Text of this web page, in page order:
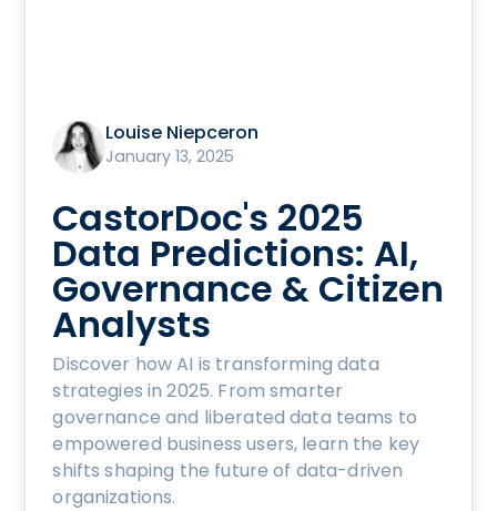
Louise Niepceron
January 13, 2025
CastorDoc's 2025
Data Predictions: AI,
Governance & Citizen
Analysts
Discover how AI is transforming data
strategies in 2025. From smarter
governance and liberated data teams to
empowered business users, learn the key
shifts shaping the future of data-driven
organizations.